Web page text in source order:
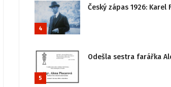
4
Český zápas 1926:
5
Odešla sestra farářka